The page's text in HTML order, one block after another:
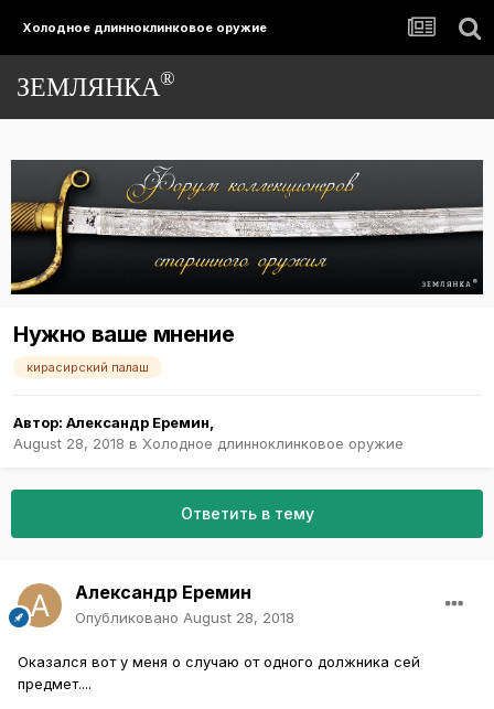
Холодное длинноклинковое оружие
ЗЕМЛЯНКА®
Нужно ваше мнение
кирасирский палаш
Автор: Александр Еремин
August 28, 2018 в Холодное длинноклинковое оружие
Ответить в тему
Александр Еремин
Опубликовано August 28, 2018
Оказался вот у меня о случаю от одного должника сей
предмет....